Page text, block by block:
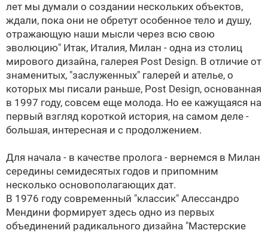
лет мы думали о создании нескольких объектов,
ждали, пока они не обретут особенное тело и душу,
отражающую наши мысли через всю свою
эволюцию" Итак, Италия, Милан - одна из столиц
мирового дизайна, галерея Post Design. В отличие от
знаменитых, "заслуженных" галерей и ателье, о
которых мы писали раньше, Post Design, основанная
в 1997 году, совсем еще молода. Но ее кажущаяся на
первый взгляд короткой история, на самом деле -
большая, интересная и с продолжением.
Для начала - в качестве пролога - вернемся в Милан
середины семидесятых годов и припомним
несколько основополагающих дат.
В 1976 году современный "классик" Алессандро
Мендини формирует здесь одно из первых
объединений радикального дизайна "Мастерские